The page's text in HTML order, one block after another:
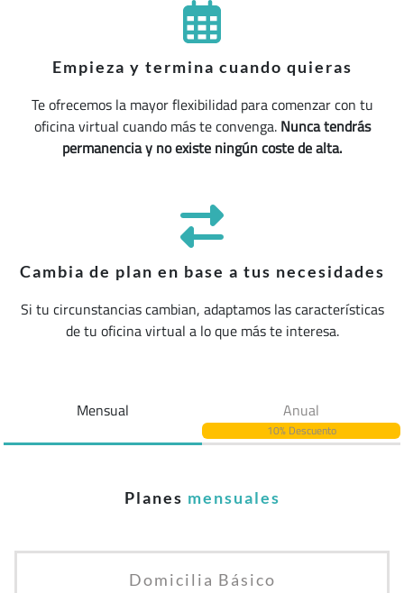
Empieza y termina cuando quieras
Te ofrecemos la mayor flexibilidad para comenzar con tu
oficina virtual cuando más te convenga.Nunca tendrás
permanencia y no existe ningún coste de alta.
Cambia de plan en base a tus necesidades
Si tu circunstancias cambian, adaptamos las características
de tu oficina virtual a lo que más te interesa.
Mensual Anual
10% Descuento
Planes mensuales
Domicilia Básico